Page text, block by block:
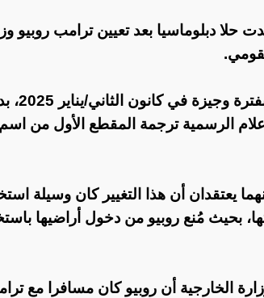
حلا دبلوماسيا بعد تعيين ترامب روبيو
فقبل توليه
الرسمية ترجمة المقطع الأول من
يعتقدان أن هذا التغيير كان وسيلة
بحيث مُنع روبيو من دخول أراضيها
الخارجية أن روبيو كان مسافرا مع